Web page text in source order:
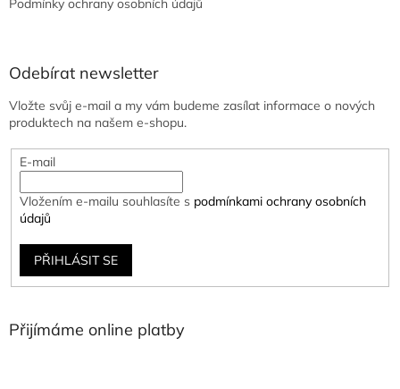
Podmínky ochrany osobních údajů
Odebírat newsletter
Vložte svůj e-mail a my vám budeme zasílat informace o nových
produktech na našem e-shopu.
E-mail
Vložením e-mailu souhlasíte s podmínkami ochrany osobních
údajů
PŘIHLÁSIT SE
Přijímáme online platby